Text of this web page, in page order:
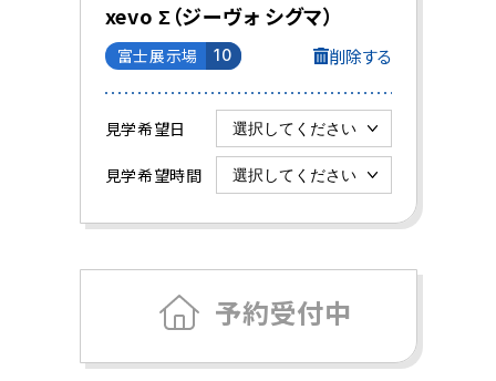
xevo Σ（ジーヴォ シグマ）
富士展示場 10 削除する
見学希望日
見学希望時間
予約受付中